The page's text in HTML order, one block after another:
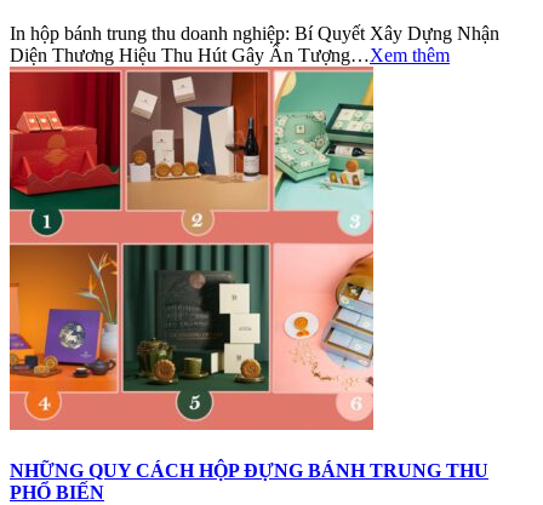
In hộp bánh trung thu doanh nghiệp: Bí Quyết Xây Dựng Nhận
Diện Thương Hiệu Thu Hút Gây Ấn Tượng…Xem thêm
NHỮNG QUY CÁCH HỘP ĐỰNG BÁNH TRUNG THU
PHỔ BIẾN